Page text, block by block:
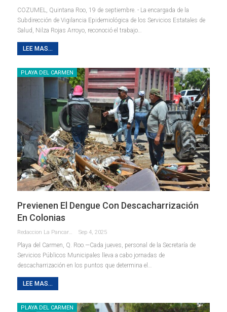
COZUMEL, Quintana Roo, 19 de septiembre. - La encargada de la
Subdirección de Vigilancia Epidemiológica de los Servicios Estatales de
Salud, Nilza Rojas Arroyo, reconoció el trabajo…
LEE MAS...
PLAYA DEL CARMEN
Previenen El Dengue Con Descacharrización
En Colonias
Redaccion La Pancarta De Quintana Roo Sep 4, 2025
Playa del Carmen, Q. Roo.—Cada jueves, personal de la Secretaría de
Servicios Públicos Municipales lleva a cabo jornadas de
descacharrización en los puntos que determina el …
LEE MAS...
PLAYA DEL CARMEN